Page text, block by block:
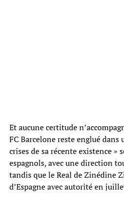
Et aucune certitude
FC Barcelone reste englué dans
crises de sa récente existence »
espagnols, avec une direction
tandis que le Real de Zinédine
d’Espagne avec autorité en